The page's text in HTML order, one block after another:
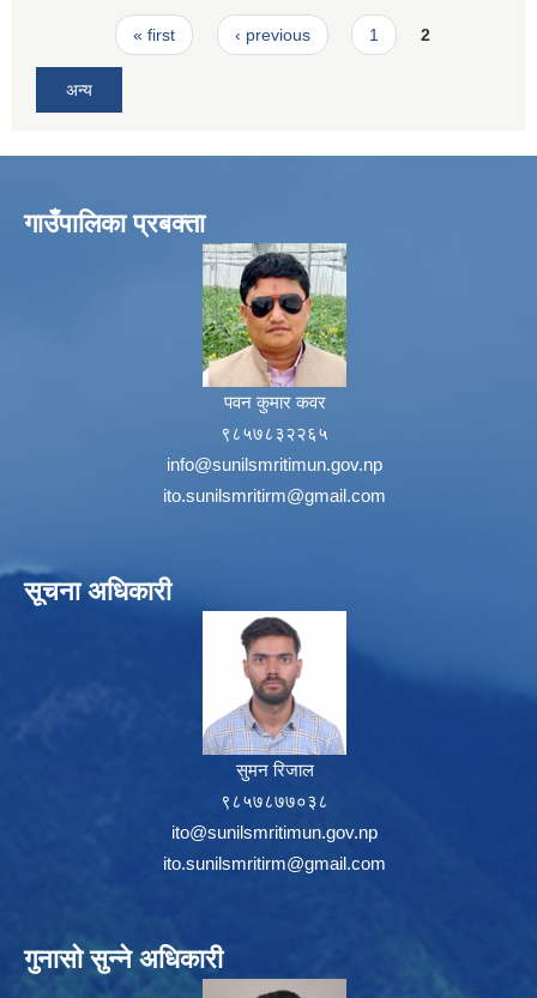
Pages« first ‹ previous 1 2
अन्य
गाउँपालिका प्रबक्ता
पवन कुमार कवर
९८५७८३२२६५
info@sunilsmritimun.gov.np
ito.sunilsmritirm@gmail.com
सूचना अधिकारी
सुमन रिजाल
९८५७८७७०३८
ito@sunilsmritimun.gov.np
ito.sunilsmritirm@gmail.com
गुनासो सुन्ने अधिकारी